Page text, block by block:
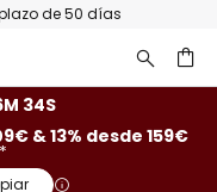
de 50 días
33S
& 13% desde 159€